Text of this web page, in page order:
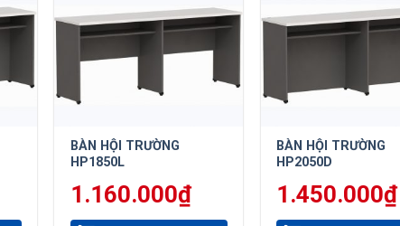
BÀN HỘI TRƯỜNG
HP1850L
1.160.000₫
BÀN HỘI TRƯỜNG
HP2050D
1.450.000₫